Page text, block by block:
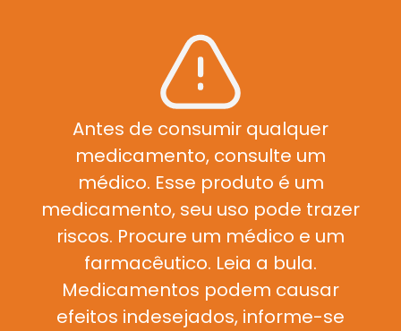
Antes de consumir qualquer
medicamento, consulte um
médico. Esse produto é um
medicamento, seu uso pode trazer
riscos. Procure um médico e um
farmacêutico. Leia a bula.
Medicamentos podem causar
efeitos indesejados, informe-se